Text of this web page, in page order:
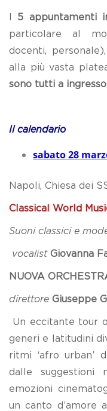
5 appuntamenti
particolare al
docenti,
alla più vasta
sono tutti a
Il calendario
sabato 28
Napoli, Chiesa dei
Classical World
Suoni classici e
vocalistGiovanna
NUOVA
direttore Giuseppe
Un eccitante tour
generi e latitudini
ritmi ‘afro urban’
dalle suggestioni
emozioni
un canto d’amore